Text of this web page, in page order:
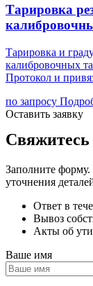
Тарировка
Тарировка и
калибровочных
Протокол и
по запросу
Оставить заявку
Заполните
уточнения
Ответ в
Вывоз
Акты об
Ваше имя